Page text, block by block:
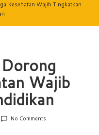
Kesehatan Wajib Tingkatkan
Wajib
No Comments